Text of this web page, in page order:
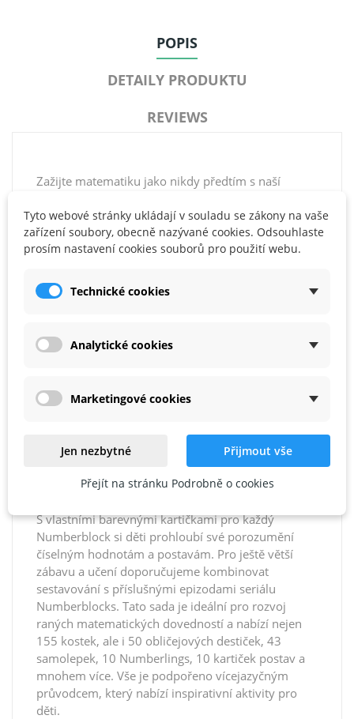
POPIS
DETAILY PRODUKTU
REVIEWS
Zažijte matematiku jako nikdy předtím s naší
11-20! Tato interaktivní sada promění učení
matematiky v dobrodružnou hru, kde děti s
nadšením vytvářejí své oblíbené Numberblocks
široký rozsah matematických dovedností. Přineste
Numberblocks přímo do vaší třídy nebo domova a
V sadě najdete 155 kostek MathLink Cubes spolu s
což celou hru činí ještě zábavnější. S 15
umožňují psaní a smazání, nabízejícími 30
matematických úkolů, se děti snadno naučí čísla
rozpoznávat, počítat, sčítat a odčítat, a dokonce se
zasvětí do základů dělení a násobení.
S vlastními barevnými kartičkami pro každý
Numberblock si děti prohloubí své porozumění
číselným hodnotám a postavám. Pro ještě větší
zábavu a učení doporučujeme kombinovat
sestavování s příslušnými epizodami seriálu
Numberblocks. Tato sada je ideální pro rozvoj
raných matematických dovedností a nabízí nejen
155 kostek, ale i 50 obličejových destiček, 43
samolepek, 10 Numberlings, 10 kartiček postav a
mnohem více. Vše je podpořeno vícejazyčným
průvodcem, který nabízí inspirativní aktivity pro
děti.
Tyto webové stránky ukládají v souladu se zákony na vaše
zařízení soubory, obecně nazývané cookies. Odsouhlaste
prosím nastavení cookies souborů pro použití webu.
Technické cookies
Analytické cookies
Marketingové cookies
Jen nezbytné Přijmout vše
Přejít na stránku Podrobně o cookies